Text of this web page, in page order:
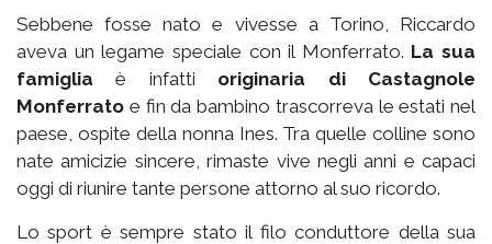
Sebbene fosse nato e vivesse a Torino, Riccardo
aveva un legame speciale con il Monferrato. La sua
famigliaè infatti originaria di Castagnole
Monferrato e fin da bambino trascorreva le estati nel
paese, ospite della nonna Ines. Tra quelle colline sono
nate amicizie sincere, rimaste vive negli anni e capaci
oggi di riunire tante persone attorno al suo ricordo.
Lo sport è sempre stato il filo conduttore della sua